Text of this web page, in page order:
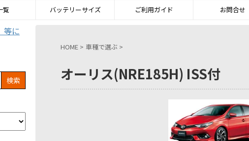
覧 バッテリーサイズ ご利用ガイド お問合せ
HOME > 車種で選ぶ >
オーリス(NRE185H) ISS付
等に